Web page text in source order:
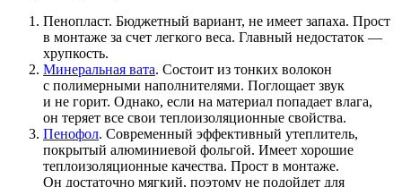
Пенопласт. Бюджетный вариант, не имеет запаха. Прост
в монтаже за счет легкого веса. Главный недостаток —
хрупкость.
Минеральная вата. Состоит из тонких волокон
с полимерными наполнителями. Поглощает звук
и не горит. Однако, если на материал попадает влага,
он теряет все свои теплоизоляционные свойства.
Пенофол. Современный эффективный утеплитель,
покрытый алюминиевой фольгой. Имеет хорошие
теплоизоляционные качества. Прост в монтаже.
Он достаточно мягкий, поэтому не подойдет для